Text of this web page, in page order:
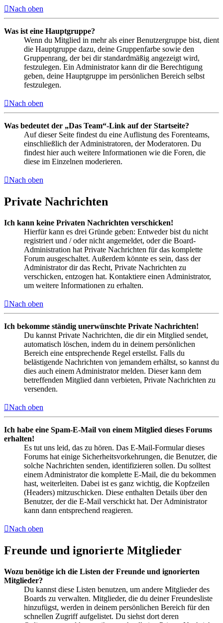
Nach oben
Was ist eine Hauptgruppe?
Wenn du Mitglied in mehr als einer Benutzergruppe bist, dient
die Hauptgruppe dazu, deine Gruppenfarbe sowie den
Gruppenrang, der bei dir standardmäßig angezeigt wird,
festzulegen. Ein Administrator kann dir die Berechtigung
geben, deine Hauptgruppe im persönlichen Bereich selbst
festzulegen.
Nach oben
Was bedeutet der „Das Team“-Link auf der Startseite?
Auf dieser Seite findest du eine Auflistung des Forenteams,
einschließlich der Administratoren, der Moderatoren. Du
findest hier auch weitere Informationen wie die Foren, die
diese im Einzelnen moderieren.
Nach oben
Private Nachrichten
Ich kann keine Privaten Nachrichten verschicken!
Hierfür kann es drei Gründe geben: Entweder bist du nicht
registriert und / oder nicht angemeldet, oder die Board-
Administration hat Private Nachrichten für das komplette
Forum ausgeschaltet. Außerdem könnte es sein, dass der
Administrator dir das Recht, Private Nachrichten zu
verschicken, entzogen hat. Kontaktiere einen Administrator,
um weitere Informationen zu erhalten.
Nach oben
Ich bekomme ständig unerwünschte Private Nachrichten!
Du kannst Private Nachrichten, die dir ein Mitglied sendet,
automatisch löschen, indem du in deinem persönlichen
Bereich eine entsprechende Regel erstellst. Falls du
belästigende Nachrichten von jemandem erhältst, so kannst du
dies auch einem Administrator melden. Dieser kann dem
betreffenden Mitglied dann verbieten, Private Nachrichten zu
versenden.
Nach oben
Ich habe eine Spam-E-Mail von einem Mitglied dieses Forums
erhalten!
Es tut uns leid, das zu hören. Das E-Mail-Formular dieses
Forums hat einige Sicherheitsvorkehrungen, die Benutzer, die
solche Nachrichten senden, identifizieren sollen. Du solltest
einem Administrator die komplette E-Mail, die du bekommen
hast, weiterleiten. Dabei ist es ganz wichtig, die Kopfzeilen
(Headers) mitzuschicken. Diese enthalten Details über den
Benutzer, der die E-Mail verschickt hat. Der Administrator
kann dann entsprechend reagieren.
Nach oben
Freunde und ignorierte Mitglieder
Wozu benötige ich die Listen der Freunde und ignorierten
Mitglieder?
Du kannst diese Listen benutzen, um andere Mitglieder des
Boards zu verwalten. Mitglieder, die du deiner Freundesliste
hinzufügst, werden in deinem persönlichen Bereich für den
schnellen Zugriff aufgelistet. Du siehst dort deren